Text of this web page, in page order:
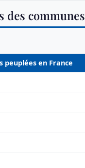
des communes
peuplées en France